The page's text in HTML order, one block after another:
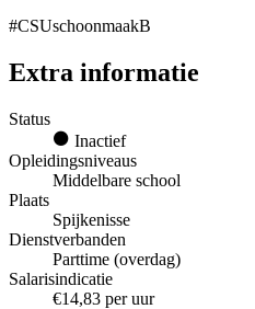
#CSUschoonmaakB
Extra informatie
Status
Inactief
Opleidingsniveaus
Middelbare school
Plaats
Spijkenisse
Dienstverbanden
Parttime (overdag)
Salarisindicatie
€14,83 per uur